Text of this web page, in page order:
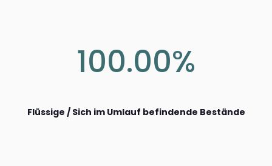
100.00%
Flüssige / Sich im Umlauf befindende Bestände